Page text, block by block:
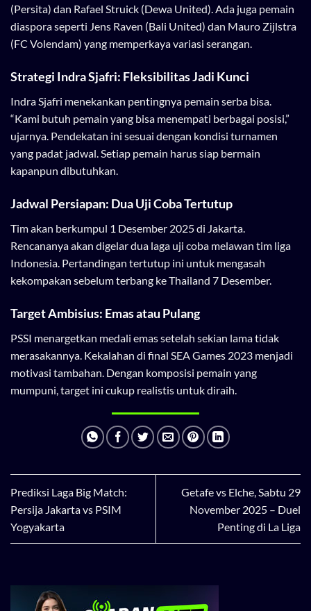
(Persita) dan Rafael Struick (Dewa United). Ada juga pemain
diaspora seperti Jens Raven (Bali United) dan Mauro Zijlstra
(FC Volendam) yang memperkaya variasi serangan.
Strategi Indra Sjafri: Fleksibilitas Jadi Kunci
Indra Sjafri menekankan pentingnya pemain serba bisa.
“Kami butuh pemain yang bisa menempati berbagai posisi,”
ujarnya. Pendekatan ini sesuai dengan kondisi turnamen
yang padat jadwal. Setiap pemain harus siap bermain
kapanpun dibutuhkan.
Jadwal Persiapan: Dua Uji Coba Tertutup
Tim akan berkumpul 1 Desember 2025 di Jakarta.
Rencananya akan digelar dua laga uji coba melawan tim liga
Indonesia. Pertandingan tertutup ini untuk mengasah
kekompakan sebelum terbang ke Thailand 7 Desember.
Target Ambisius: Emas atau Pulang
PSSI menargetkan medali emas setelah sekian lama tidak
merasakannya. Kekalahan di final SEA Games 2023 menjadi
motivasi tambahan. Dengan komposisi pemain yang
mumpuni, target ini cukup realistis untuk diraih.
Prediksi Laga Big Match:
Persija Jakarta vs PSIM
Yogyakarta
Getafe vs Elche, Sabtu 29
November 2025 – Duel
Penting di La Liga